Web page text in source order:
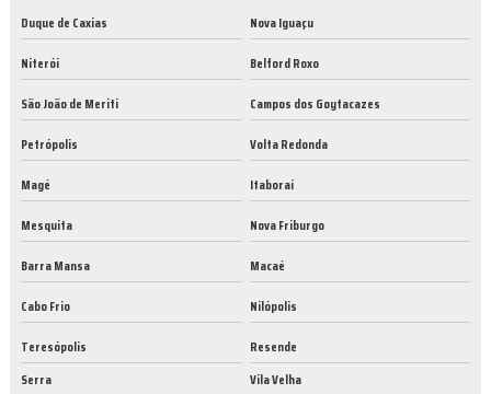
Duque de Caxias
Nova Iguaçu
Niterói
Belford Roxo
São João de Meriti
Campos dos Goytacazes
Petrópolis
Volta Redonda
Magé
Itaboraí
Mesquita
Nova Friburgo
Barra Mansa
Macaé
Cabo Frio
Nilópolis
Teresópolis
Resende
Serra
Vila Velha